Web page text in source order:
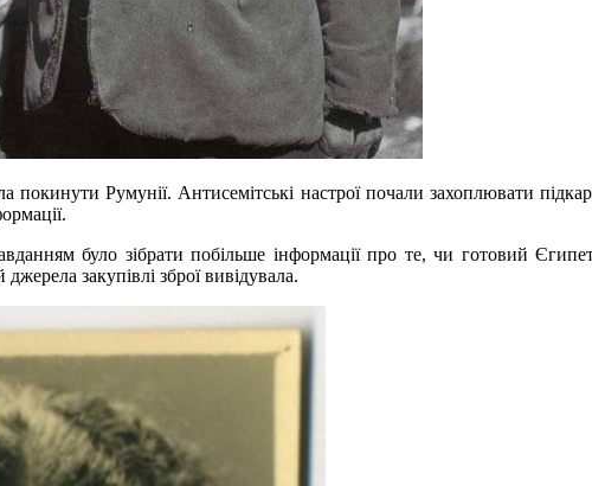
Румунії. Антисемітські настрої почали захоплювати
було зібрати побільше інформації про те, чи готовий
закупівлі зброї вивідувала.